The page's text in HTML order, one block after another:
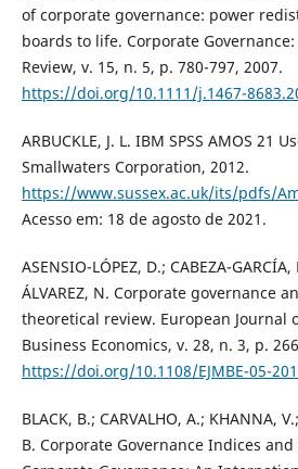
of corporate governance: power
boards to life. Corporate
Review, v. 15, n. 5, p. 780-797, 2007.
https://doi.org/10.1111/j.1467-
ARBUCKLE, J. L. IBM SPSS AMOS 21
Smallwaters Corporation, 2012.
https://www.sussex.ac.uk/its/pdfs/
Acesso em: 18 de agosto de 2021.
ASENSIO-LÓPEZ, D.; CABEZA-GARCÍA,
ÁLVAREZ, N. Corporate governance
theoretical review. European Journal
Business Economics, v. 28, n. 3, p.
https://doi.org/10.1108/EJMBE-05-
BLACK, B.; CARVALHO, A.; KHANNA,
B. Corporate Governance Indices